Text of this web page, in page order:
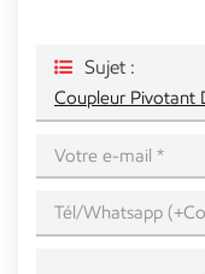
Sujet :
Coupleur Pivotant